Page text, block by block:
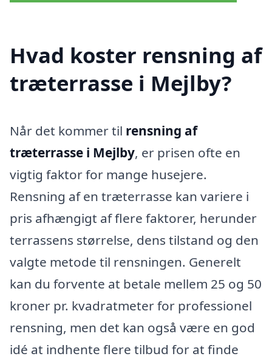
Hvad koster rensning af
træterrasse i Mejlby?
Når det kommer til rensning af
træterrasse i Mejlby, er prisen ofte en
vigtig faktor for mange husejere.
Rensning af en træterrasse kan variere i
pris afhængigt af flere faktorer, herunder
terrassens størrelse, dens tilstand og den
valgte metode til rensningen. Generelt
kan du forvente at betale mellem 25 og 50
kroner pr. kvadratmeter for professionel
rensning, men det kan også være en god
idé at indhente flere tilbud for at finde